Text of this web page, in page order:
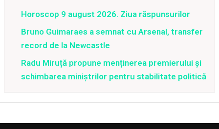
Horoscop 9 august 2026. Ziua răspunsurilor
Bruno Guimaraes a semnat cu Arsenal, transfer
record de la Newcastle
Radu Miruță propune menținerea premierului și
schimbarea miniștrilor pentru stabilitate politică